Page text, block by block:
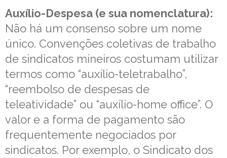
Auxílio-Despesa (e sua nomenclatura):
Não há um consenso sobre um nome
único. Convenções coletivas de trabalho
de sindicatos mineiros costumam utilizar
termos como “auxílio-teletrabalho”,
“reembolso de despesas de
teleatividade” ou “auxílio-home office”. O
valor e a forma de pagamento são
frequentemente negociados por
sindicatos. Por exemplo, o Sindicato dos